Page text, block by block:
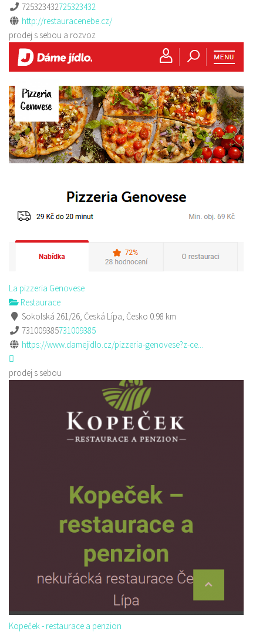
725323432725323432
http://restauracenebe.cz/
prodej s sebou a rozvoz
La pizzeria Genovese
Restaurace
Sokolská 261/26, Česká Lípa, Česko 0.98 km
731009385731009385
https://www.damejidlo.cz/pizzeria-genovese?z-ce...
prodej s sebou
Kopeček - restaurace a penzion